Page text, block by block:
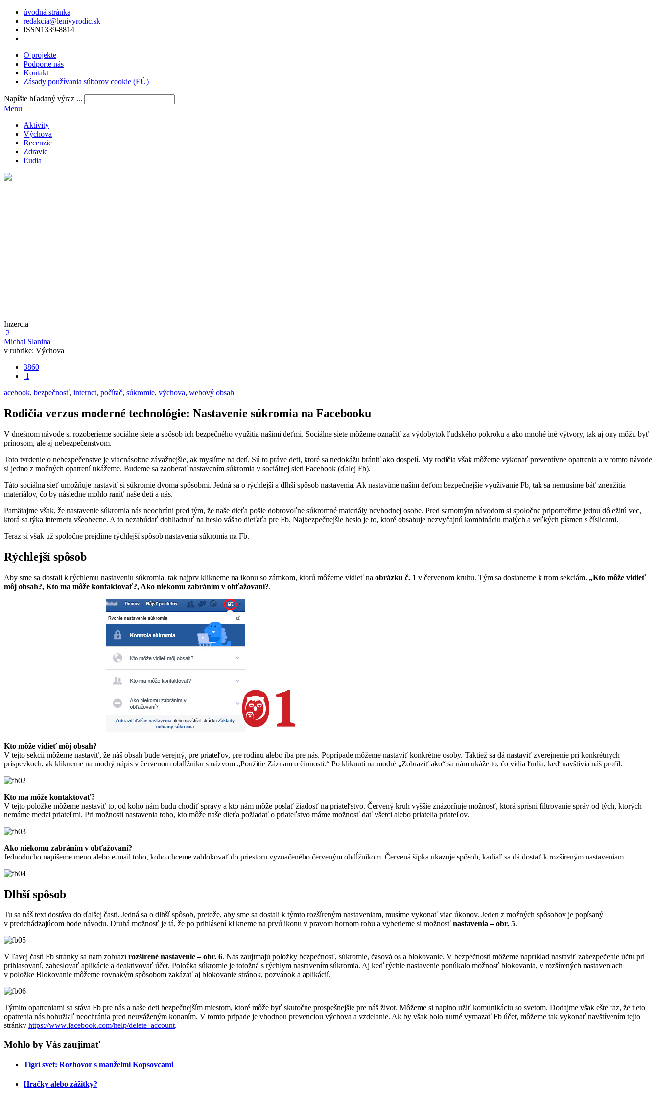
úvodná stránka
redakcia@lenivyrodic.sk
ISSN1339-8814
O projekte
Podporte nás
Kontakt
Zásady používania súborov cookie (EÚ)
Napíšte hľadaný výraz ...
Menu
Aktivity
Výchova
Recenzie
Zdravie
Ľudia
Inzercia
2
Michal Slanina
v rubrike: Výchova
3860
1
acebook, bezpečnosť, internet, počítač, súkromie, výchova, webový obsah
Rodičia verzus moderné technológie: Nastavenie súkromia na Facebooku
V dnešnom návode si rozoberieme sociálne siete a spôsob ich bezpečného využitia našimi deťmi. Sociálne siete môžeme označiť za výdobytok ľudského pokroku a ako mnohé iné výtvory, tak aj ony môžu byť
prínosom, ale aj nebezpečenstvom.
Toto tvrdenie o nebezpečenstve je viacnásobne závažnejšie, ak myslíme na detí. Sú to práve deti, ktoré sa nedokážu brániť ako dospelí. My rodičia však môžeme vykonať preventívne opatrenia a v tomto návode
si jedno z možných opatrení ukážeme. Budeme sa zaoberať nastavením súkromia v sociálnej sieti Facebook (ďalej Fb).
Táto sociálna sieť umožňuje nastaviť si súkromie dvoma spôsobmi. Jedná sa o rýchlejší a dlhší spôsob nastavenia. Ak nastavíme našim deťom bezpečnejšie využívanie Fb, tak sa nemusíme báť zneužitia
materiálov, čo by následne mohlo raniť naše deti a nás.
Pamätajme však, že nastavenie súkromia nás neochráni pred tým, že naše dieťa pošle dobrovoľne súkromné materiály nevhodnej osobe. Pred samotným návodom si spoločne pripomeňme jednu dôležitú vec,
ktorá sa týka internetu všeobecne. A to nezabúdať dohliadnuť na heslo vášho dieťaťa pre Fb. Najbezpečnejšie heslo je to, ktoré obsahuje nezvyčajnú kombináciu malých a veľkých písmen s číslicami.
Teraz si však už spoločne prejdime rýchlejší spôsob nastavenia súkromia na Fb.
Rýchlejší spôsob
Aby sme sa dostali k rýchlemu nastaveniu súkromia, tak najprv klikneme na ikonu so zámkom, ktorú môžeme vidieť na obrázku č. 1 v červenom kruhu. Tým sa dostaneme k trom sekciám. „Kto môže vidieť
môj obsah?, Kto ma môže kontaktovať?, Ako niekomu zabránim v obťažovaní?.
Kto môže vidieť môj obsah?
V tejto sekcii môžeme nastaviť, že náš obsah bude verejný, pre priateľov, pre rodinu alebo iba pre nás. Poprípade môžeme nastaviť konkrétne osoby. Taktiež sa dá nastaviť zverejnenie pri konkrétnych
príspevkoch, ak klikneme na modrý nápis v červenom obdĺžniku s názvom „Použitie Záznam o činnosti.“ Po kliknutí na modré „Zobraziť ako“ sa nám ukáže to, čo vidia ľudia, keď navštívia náš profil.
Kto ma môže kontaktovať?
V tejto položke môžeme nastaviť to, od koho nám budu chodiť správy a kto nám môže poslať žiadosť na priateľstvo. Červený kruh vyššie znázorňuje možnosť, ktorá sprísni filtrovanie správ od tých, ktorých
nemáme medzi priateľmi. Pri možnosti nastavenia toho, kto môže naše dieťa požiadať o priateľstvo máme možnosť dať všetci alebo priatelia priateľov.
Ako niekomu zabráním v obťažovaní?
Jednoducho napíšeme meno alebo e-mail toho, koho chceme zablokovať do priestoru vyznačeného červeným obdĺžnikom. Červená šípka ukazuje spôsob, kadiaľ sa dá dostať k rozšíreným nastaveniam.
Dlhší spôsob
Tu sa náš text dostáva do ďalšej časti. Jedná sa o dlhší spôsob, pretože, aby sme sa dostali k týmto rozšíreným nastaveniam, musíme vykonať viac úkonov. Jeden z možných spôsobov je popísaný
v predchádzajúcom bode návodu. Druhá možnosť je tá, že po prihlásení klikneme na prvú ikonu v pravom hornom rohu a vyberieme si možnosť nastavenia – obr. 5.
V ľavej časti Fb stránky sa nám zobrazírozšírené nastavenie – obr. 6. Nás zaujímajú položky bezpečnosť, súkromie, časová os a blokovanie. V bezpečnosti môžeme napríklad nastaviť zabezpečenie účtu pri
prihlasovaní, zaheslovať aplikácie a deaktivovať účet. Položka súkromie je totožná s rýchlym nastavením súkromia. Aj keď rýchle nastavenie ponúkalo možnosť blokovania, v rozšírených nastaveniach
v položke Blokovanie môžeme rovnakým spôsobom zakázať aj blokovanie stránok, pozvánok a aplikácií.
Týmito opatreniami sa stáva Fb pre nás a naše deti bezpečnejším miestom, ktoré môže byť skutočne prospešnejšie pre náš život. Môžeme si naplno užiť komunikáciu so svetom. Dodajme však ešte raz, že tieto
opatrenia nás bohužiaľ neochránia pred neuváženým konaním. V tomto prípade je vhodnou prevenciou výchova a vzdelanie. Ak by však bolo nutné vymazať Fb účet, môžeme tak vykonať navštívením tejto
stránky https://www.facebook.com/help/delete_account.
Mohlo by Vás zaujímať
Tigrí svet: Rozhovor s manželmi Kopsovcami
Hračky alebo zážitky?